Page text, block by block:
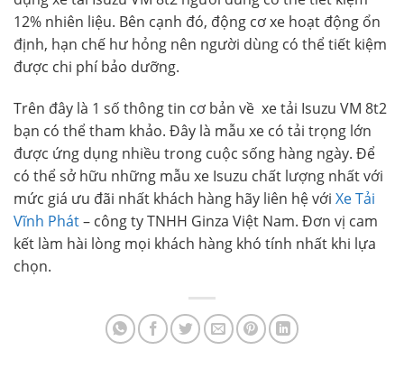
12% nhiên liệu. Bên cạnh đó, động cơ xe hoạt động ổn
định, hạn chế hư hỏng nên người dùng có thể tiết kiệm
được chi phí bảo dưỡng.
Trên đây là 1 số thông tin cơ bản về xe tải Isuzu VM 8t2
bạn có thể tham khảo. Đây là mẫu xe có tải trọng lớn
được ứng dụng nhiều trong cuộc sống hàng ngày. Để
có thể sở hữu những mẫu xe Isuzu chất lượng nhất với
mức giá ưu đãi nhất khách hàng hãy liên hệ với Xe Tải
Vĩnh Phát– công ty TNHH Ginza Việt Nam. Đơn vị cam
kết làm hài lòng mọi khách hàng khó tính nhất khi lựa
chọn.